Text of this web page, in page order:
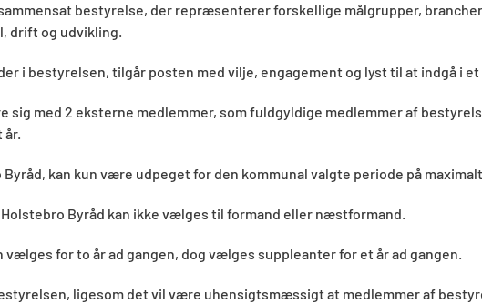
bestyrelse, der repræsenterer forskellige målgrupper,
drift og udvikling.
i bestyrelsen, tilgår posten med vilje, engagement og lyst til at indgå i
sig med 2 eksterne medlemmer, som fuldgyldige medlemmer af
år.
kan kun være udpeget for den kommunal valgte periode på
Byråd kan ikke vælges til formand eller næstformand.
for to år ad gangen, dog vælges suppleanter for et år ad gangen.
ligesom det vil være uhensigtsmæssigt at medlemmer af